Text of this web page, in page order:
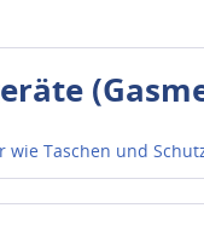
wie Taschen und